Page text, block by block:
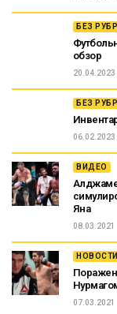
БЕЗ
обзор
20.04.2023
БЕЗ
06.02.2023
ВИДЕО
Яна
08.03.2021
НОВОСТИ
07.03.2021